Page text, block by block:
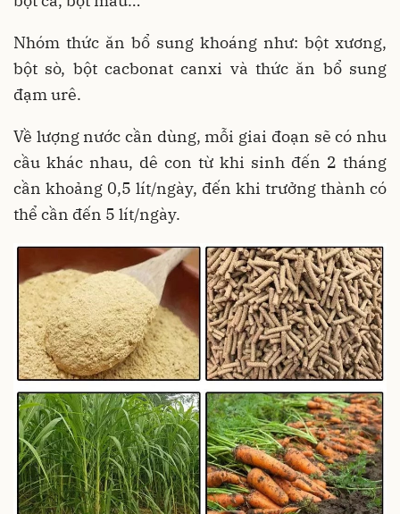
Nhóm thức ăn bổ sung khoáng như: bột xương,
bột sò, bột cacbonat canxi và thức ăn bổ sung
đạm urê.
Về lượng nước cần dùng, mỗi giai đoạn sẽ có nhu
cầu khác nhau, dê con từ khi sinh đến 2 tháng
cần khoảng 0,5 lít/ngày, đến khi trưởng thành có
thể cần đến 5 lít/ngày.